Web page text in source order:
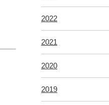
2022
2021
2020
2019